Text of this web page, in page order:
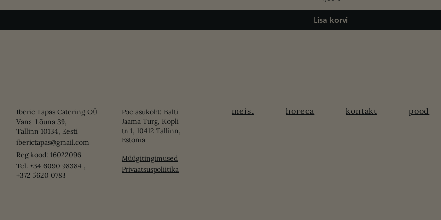
Lisa korvi
Vana-Lõuna 39,
Tallinn 10134, Eesti
Iberic Tapas Catering OÜ
iberictapas@gmail.com
Reg kood: 16022096
Tel: +34 6090 98384 ,
+372 5620 0783
Poe asukoht: Balti
Jaama Turg, Kopli
tn 1, 10412 Tallinn,
Estonia
Müügitingimused
Privaatsuspoliitika
meist horeca kontakt pood